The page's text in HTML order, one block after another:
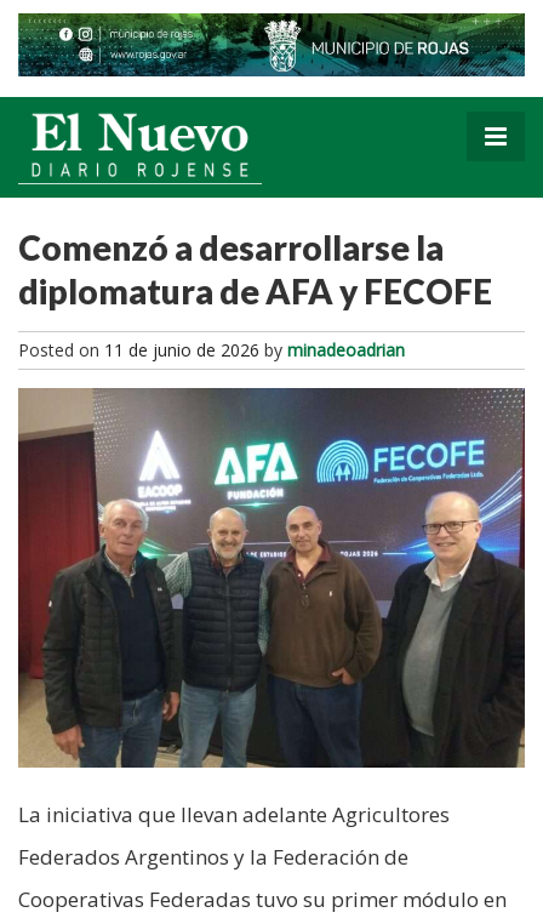
Comenzó a desarrollarse la
diplomatura de AFA y FECOFE
Posted on 11 de junio de 2026 by minadeoadrian
La iniciativa que llevan adelante Agricultores
Federados Argentinos y la Federación de
Cooperativas Federadas tuvo su primer módulo en